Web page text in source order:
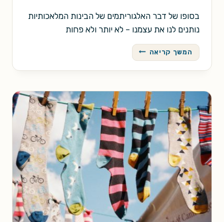
בסופו של דבר האלגוריתמים של הבינות המלאכותיות
נותנים לנו את עצמנו – לא יותר ולא פחות
המשך קריאה איך
הפסקתי
לפחד
לאהוב
את
מידג'רני